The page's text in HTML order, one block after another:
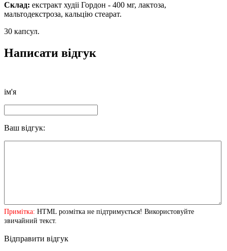
Склад: екстракт худіі Гордон - 400 мг, лактоза,
мальтодекстроза, кальцію стеарат.
30 капсул.
Написати відгук
ім'я
Ваш відгук:
Примітка: HTML розмітка не підтримується! Використовуйте
звичайний текст.
Відправити відгук